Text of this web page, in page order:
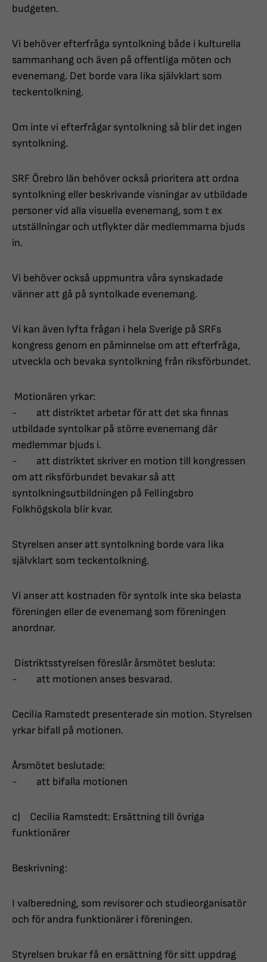
budgeten.
Vi behöver efterfråga syntolkning både i kulturella
sammanhang och även på offentliga möten och
evenemang. Det borde vara lika självklart som
teckentolkning.
Om inte vi efterfrågar syntolkning så blir det ingen
syntolkning.
SRF Örebro län behöver också prioritera att ordna
syntolkning eller beskrivande visningar av utbildade
personer vid alla visuella evenemang, som t ex
utställningar och utflykter där medlemmarna bjuds
in.
Vi behöver också uppmuntra våra synskadade
vänner att gå på syntolkade evenemang.
Vi kan även lyfta frågan i hela Sverige på SRFs
kongress genom en påminnelse om att efterfråga,
utveckla och bevaka syntolkning från riksförbundet.
Motionären yrkar:
- att distriktet arbetar för att det ska finnas
utbildade syntolkar på större evenemang där
medlemmar bjuds i.
- att distriktet skriver en motion till kongressen
om att riksförbundet bevakar så att
syntolkningsutbildningen på Fellingsbro
Folkhögskola blir kvar.
Styrelsen anser att syntolkning borde vara lika
självklart som teckentolkning.
Vi anser att kostnaden för syntolk inte ska belasta
föreningen eller de evenemang som föreningen
anordnar.
Distriktsstyrelsen föreslår årsmötet besluta:
- att motionen anses besvarad.
Cecilia Ramstedt presenterade sin motion. Styrelsen
yrkar bifall på motionen.
Årsmötet beslutade:
- att bifalla motionen
c) Cecilia Ramstedt: Ersättning till övriga
funktionärer
Beskrivning:
I valberedning, som revisorer och studieorganisatör
och för andra funktionärer i föreningen.
Styrelsen brukar få en ersättning för sitt uppdrag